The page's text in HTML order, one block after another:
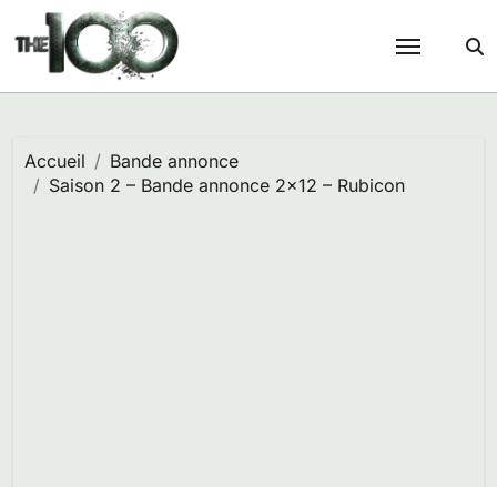
Passer
au
contenu
Accueil
Bande annonce
Saison 2 – Bande annonce 2×12 – Rubicon